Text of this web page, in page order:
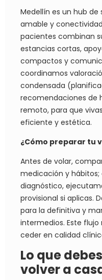
Medellín es un hub
amable y
pacientes combinan
estancias cortas,
compactos y
coordinamos
condensada
recomendaciones de
remoto, para que
eficiente y estética.
¿Cómo preparar tu
Antes de volar,
medicación y
diagnóstico,
provisional si aplicas.
para la definitiva y
intermedios. Este
ceder en calidad
Lo que
volver a